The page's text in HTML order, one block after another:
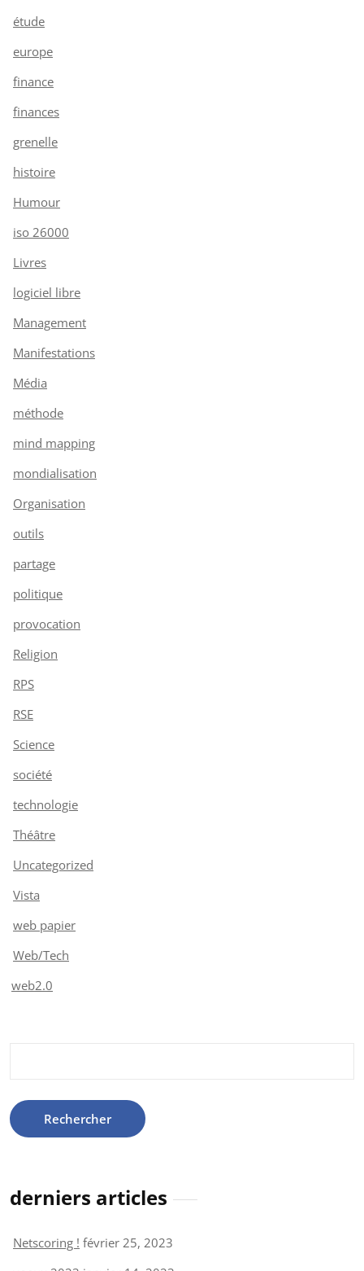
étude
europe
finance
finances
grenelle
histoire
Humour
iso 26000
Livres
logiciel libre
Management
Manifestations
Média
méthode
mind mapping
mondialisation
Organisation
outils
partage
politique
provocation
Religion
RPS
RSE
Science
société
technologie
Théâtre
Uncategorized
Vista
web papier
Web/Tech
web2.0
derniers articles
Netscoring ! février 25, 2023